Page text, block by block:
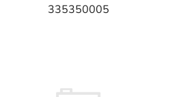
335350005